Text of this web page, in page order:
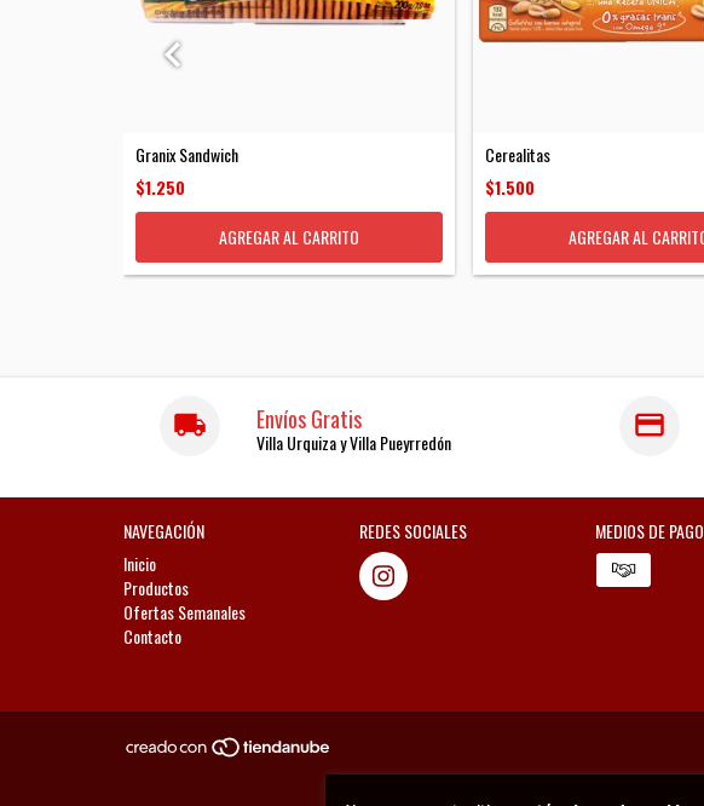
Granix Sandwich
$1.250
Cerealitas
$1.500
Envíos Gratis
Villa Urquiza y Villa Pueyrredón
NAVEGACIÓN
Inicio
Productos
Ofertas Semanales
Contacto
REDES SOCIALES MEDIOS DE PAGO